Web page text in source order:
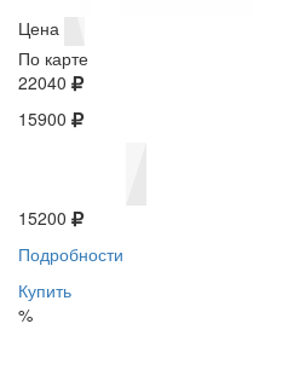
Цена
По карте
22040
15900
15200
Подробности
Купить
%